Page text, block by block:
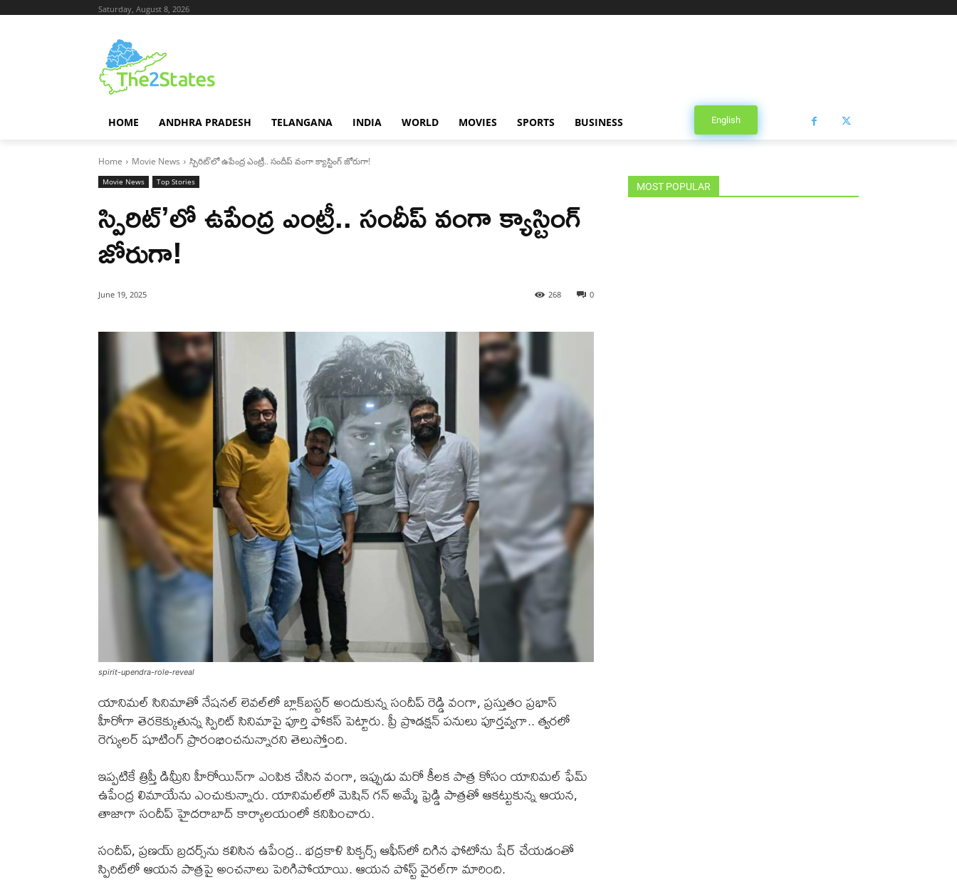
Saturday, August 8, 2026
HOME ANDHRA PRADESH TELANGANA INDIA WORLD MOVIES SPORTS BUSINESS English
Home Movie News స్పిరిట్’లో ఉపేంద్ర ఎంట్రీ.. సందీప్ వంగా క్యాస్టింగ్ జోరుగా!
Movie News Top Stories
స్పిరిట్’లో ఉపేంద్ర ఎంట్రీ.. సందీప్ వంగా క్యాస్టింగ్
జోరుగా!
June 19, 2025 0
268
spirit-upendra-role-reveal
యానిమల్ సినిమాతో నేషనల్ లెవల్‌లో బ్లాక్‌బస్టర్ అందుకున్న సందీప్ రెడ్డి వంగా, ప్రస్తుతం ప్రభాస్
హీరోగా తెరకెక్కుతున్న స్పిరిట్ సినిమాపై పూర్తి ఫోకస్ పెట్టారు. ప్రీ ప్రొడక్షన్ పనులు పూర్తవ్వగా.. త్వరలో
రెగ్యులర్ షూటింగ్ ప్రారంభించనున్నారని తెలుస్తోంది.
ఇప్పటికే త్రిప్తీ డిమ్రీని హీరోయిన్‌గా ఎంపిక చేసిన వంగా, ఇప్పుడు మరో కీలక పాత్ర కోసం యానిమల్ ఫేమ్
ఉపేంద్ర లిమాయేను ఎంచుకున్నారు. యానిమల్‌లో మెషిన్ గన్ అమ్మే ఫ్రెడ్డి పాత్రతో ఆకట్టుకున్న ఆయన,
తాజాగా సందీప్ హైదరాబాద్ కార్యాలయంలో కనిపించారు.
సందీప్, ప్రణయ్ బ్రదర్స్‌ను కలిసిన ఉపేంద్ర.. భద్రకాళి పిక్చర్స్ ఆఫీస్‌లో దిగిన ఫోటోను షేర్ చేయడంతో
స్పిరిట్‌లో ఆయన పాత్రపై అంచనాలు పెరిగిపోయాయి. ఆయన పోస్ట్ వైరల్‌గా మారింది.
MOST POPULAR